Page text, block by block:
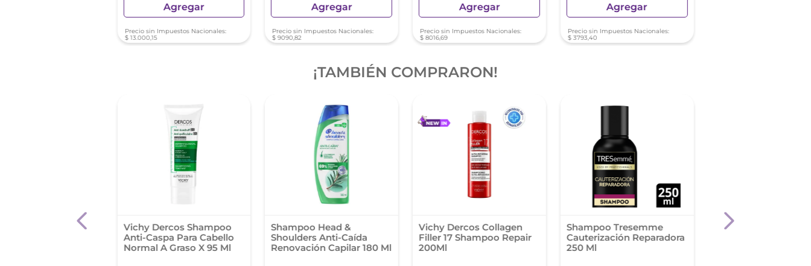
Agregar
Precio sin Impuestos Nacionales:
$ 13.000,15
Agregar
Precio sin Impuestos Nacionales:
$ 9090,82
Agregar
Precio sin Impuestos Nacionales:
$ 8016,69
Agregar
Precio sin Impuestos Nacionales:
$ 3793,40
¡TAMBIÉN COMPRARON!
Vichy Dercos Shampoo
Anti-Caspa Para Cabello
Normal A Graso X 95 Ml
Shampoo Head &
Shoulders Anti-Caída
Renovación Capilar 180 Ml
Vichy Dercos Collagen
Filler 17 Shampoo Repair
200Ml
Shampoo Tresemme
Cauterización Reparadora
250 Ml
Shampoo Tresemme